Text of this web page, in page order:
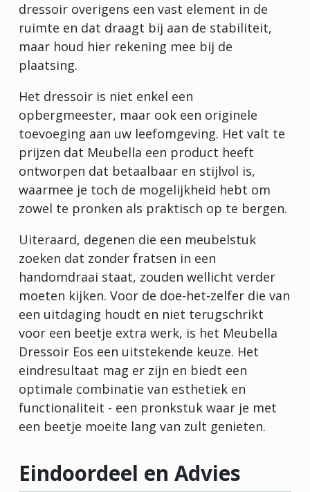
dressoir overigens een vast element in de
ruimte en dat draagt bij aan de stabiliteit,
maar houd hier rekening mee bij de
plaatsing.
Het dressoir is niet enkel een
opbergmeester, maar ook een originele
toevoeging aan uw leefomgeving. Het valt te
prijzen dat Meubella een product heeft
ontworpen dat betaalbaar en stijlvol is,
waarmee je toch de mogelijkheid hebt om
zowel te pronken als praktisch op te bergen.
Uiteraard, degenen die een meubelstuk
zoeken dat zonder fratsen in een
handomdraai staat, zouden wellicht verder
moeten kijken. Voor de doe-het-zelfer die van
een uitdaging houdt en niet terugschrikt
voor een beetje extra werk, is het Meubella
Dressoir Eos een uitstekende keuze. Het
eindresultaat mag er zijn en biedt een
optimale combinatie van esthetiek en
functionaliteit - een pronkstuk waar je met
een beetje moeite lang van zult genieten.
Eindoordeel en Advies